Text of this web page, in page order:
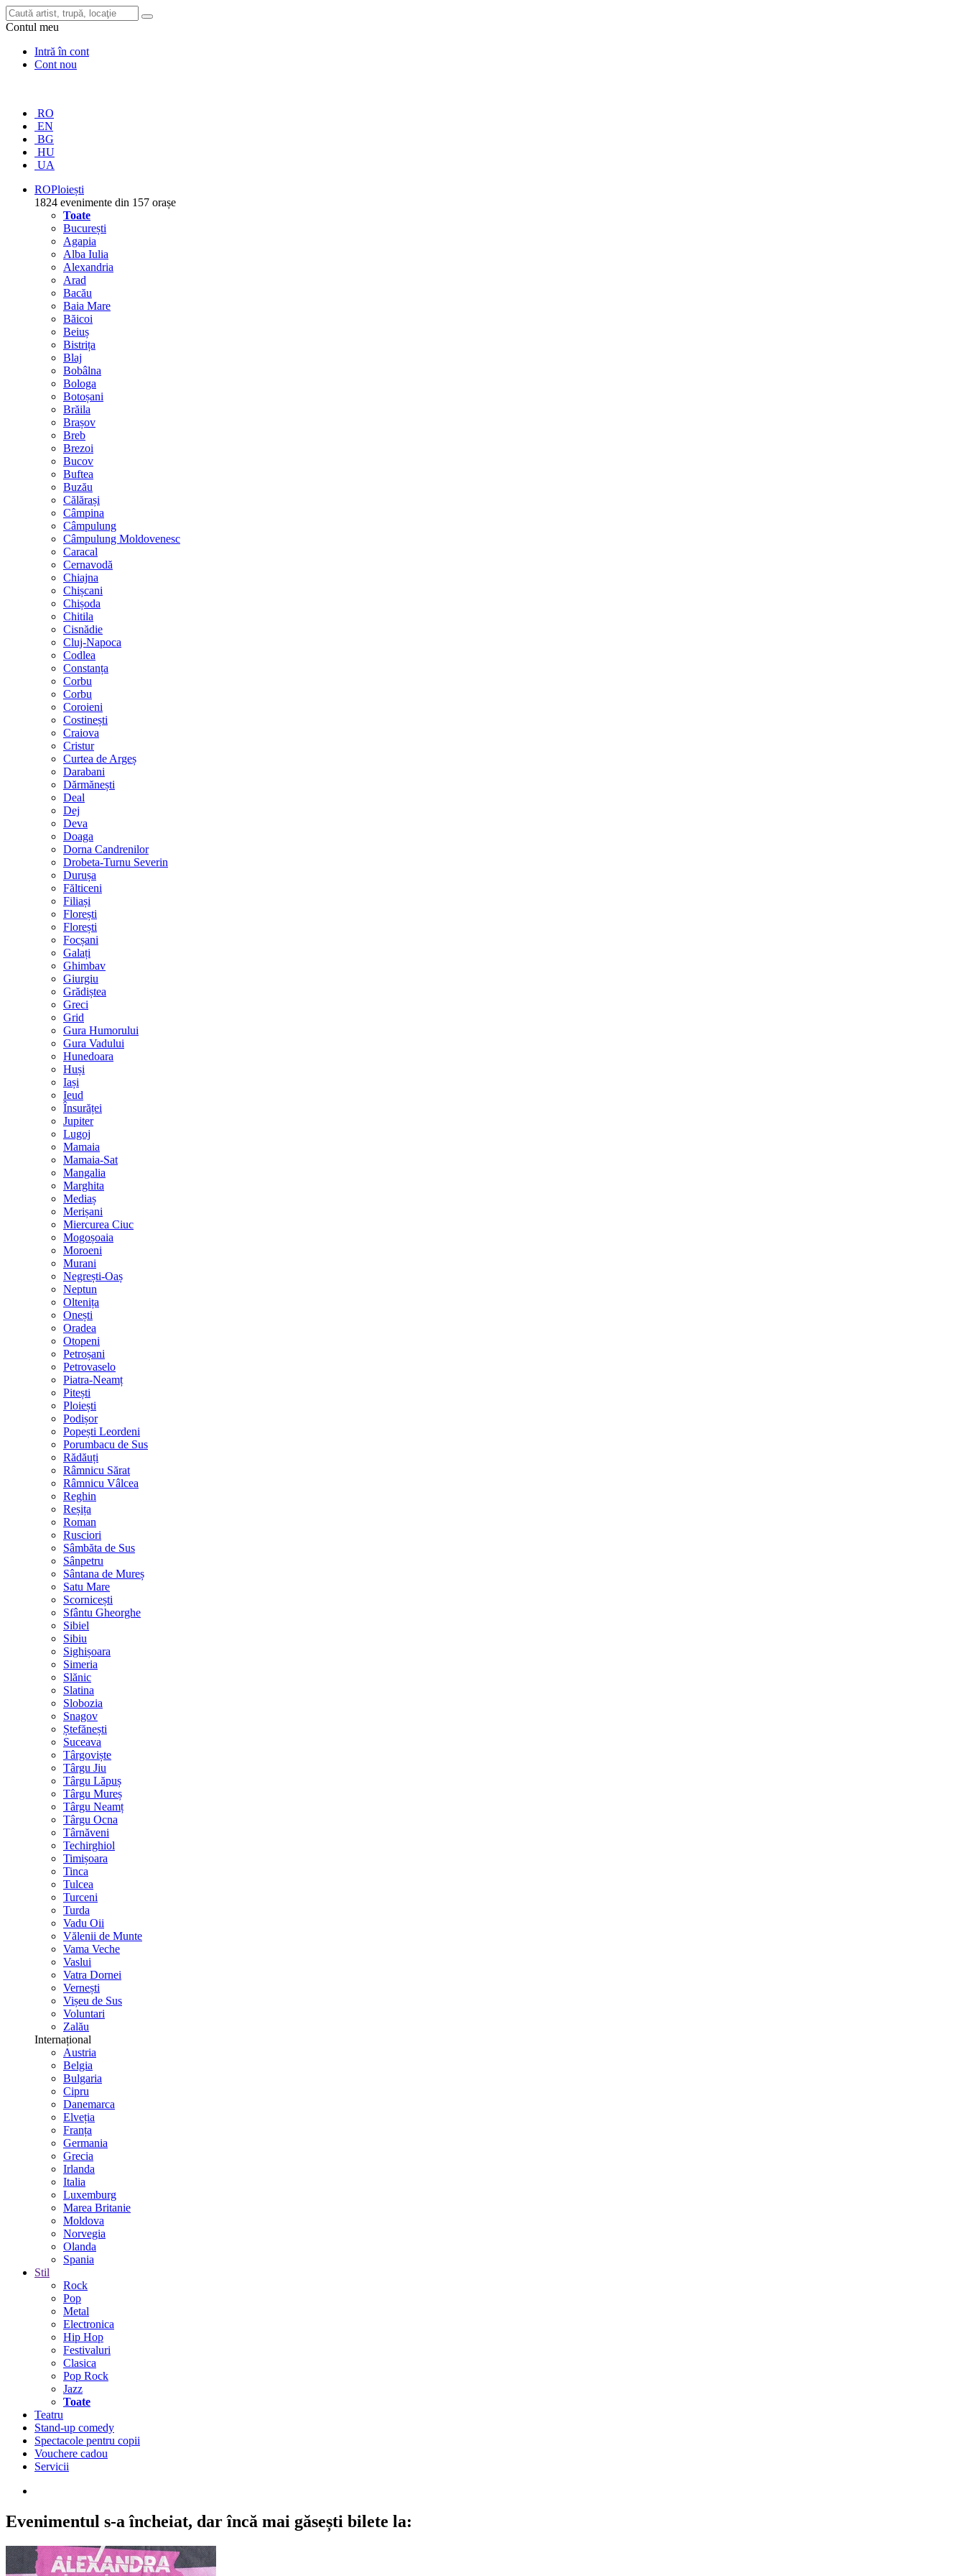
Contul meu
Intră în cont
Cont nou
RO
EN
BG
HU
UA
ROPloiești
1824 evenimente din 157 orașe
Toate
București
Agapia
Alba Iulia
Alexandria
Arad
Bacău
Baia Mare
Băicoi
Beiuș
Bistrița
Blaj
Bobâlna
Bologa
Botoșani
Brăila
Brașov
Breb
Brezoi
Bucov
Buftea
Buzău
Călărași
Câmpina
Câmpulung
Câmpulung Moldovenesc
Caracal
Cernavodă
Chiajna
Chișcani
Chișoda
Chitila
Cisnădie
Cluj-Napoca
Codlea
Constanța
Corbu
Corbu
Coroieni
Costinești
Craiova
Cristur
Curtea de Argeș
Darabani
Dărmănești
Deal
Dej
Deva
Doaga
Dorna Candrenilor
Drobeta-Turnu Severin
Durușa
Fălticeni
Filiași
Florești
Florești
Focșani
Galați
Ghimbav
Giurgiu
Grădiștea
Greci
Grid
Gura Humorului
Gura Vadului
Hunedoara
Huși
Iași
Ieud
Însurăței
Jupiter
Lugoj
Mamaia
Mamaia-Sat
Mangalia
Marghita
Mediaș
Merișani
Miercurea Ciuc
Mogoșoaia
Moroeni
Murani
Negrești-Oaș
Neptun
Oltenița
Onești
Oradea
Otopeni
Petroșani
Petrovaselo
Piatra-Neamț
Pitești
Ploiești
Podișor
Popești Leordeni
Porumbacu de Sus
Rădăuți
Râmnicu Sărat
Râmnicu Vâlcea
Reghin
Reșița
Roman
Rusciori
Sâmbăta de Sus
Sânpetru
Sântana de Mureș
Satu Mare
Scornicești
Sfântu Gheorghe
Sibiel
Sibiu
Sighișoara
Simeria
Slănic
Slatina
Slobozia
Snagov
Ștefănești
Suceava
Târgoviște
Târgu Jiu
Târgu Lăpuș
Târgu Mureș
Târgu Neamț
Târgu Ocna
Târnăveni
Techirghiol
Timișoara
Tinca
Tulcea
Turceni
Turda
Vadu Oii
Vălenii de Munte
Vama Veche
Vaslui
Vatra Dornei
Vernești
Vișeu de Sus
Voluntari
Zalău
Internațional
Austria
Belgia
Bulgaria
Cipru
Danemarca
Elveția
Franța
Germania
Grecia
Irlanda
Italia
Luxemburg
Marea Britanie
Moldova
Norvegia
Olanda
Spania
Stil
Rock
Pop
Metal
Electronica
Hip Hop
Festivaluri
Clasica
Pop Rock
Jazz
Toate
Teatru
Stand-up comedy
Spectacole pentru copii
Vouchere cadou
Servicii
Evenimentul s-a încheiat, dar încă mai găsești bilete la: